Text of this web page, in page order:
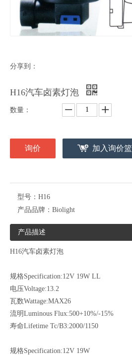
分享到：
H16汽车卤素灯泡
数量：
询价 加入询价篮
型号： H16
产品品牌： Biolight
产品描述
H16汽车卤素灯泡
规格Specification:12V 19W LL
电压Voltage:13.2
瓦数Wattage:MAX26
流明Luminous Flux:500+10%/-15%
寿命Lifetime Tc/B3:2000/1150
规格Specification:12V 19W